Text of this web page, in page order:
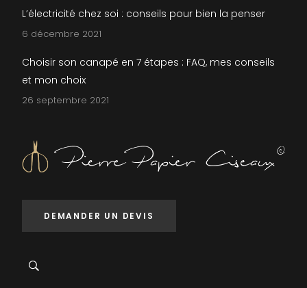
L’électricité chez soi : conseils pour bien la penser
6 décembre 2021
Choisir son canapé en 7 étapes : FAQ, mes conseils
et mon choix
26 septembre 2021
DEMANDER UN DEVIS